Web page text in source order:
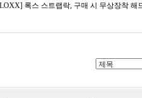
록스 스트랩락, 구매 시 무상장착 해